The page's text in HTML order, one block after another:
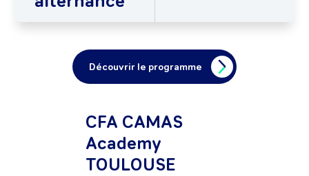
Découvrir le programme
CFA CAMAS
Academy
TOULOUSE